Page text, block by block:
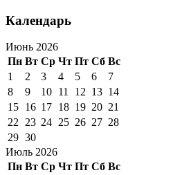
Календарь
Июнь 2026
Пн Вт Ср Чт Пт Сб Вс
1
2 3 4 5 6
7
8
9 10 11 12 13 14
15 16 17 18 19 20 21
22
23 24 25 26 27 28
29 30
Июль 2026
Пн Вт Ср Чт Пт Сб Вс